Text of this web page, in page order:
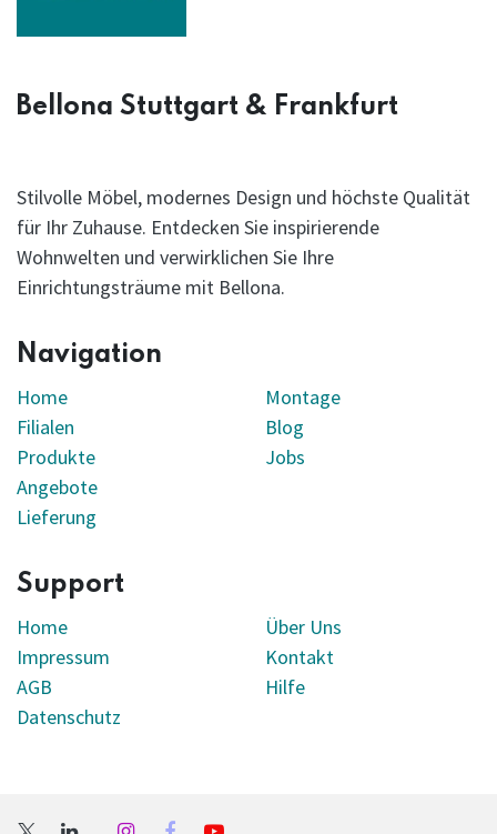
Bellona Stuttgart & Frankfurt
Stilvolle Möbel, modernes Design und höchste Qualität
für Ihr Zuhause. Entdecken Sie inspirierende
Wohnwelten und verwirklichen Sie Ihre
Einrichtungsträume mit Bellona.
Navigation
Home
Filialen
Produkte
Angebote
Lieferung
Montage
Blog
Jobs
Support
Home
Impressum
AGB
Datenschutz
Über Uns
Kontakt
Hilfe